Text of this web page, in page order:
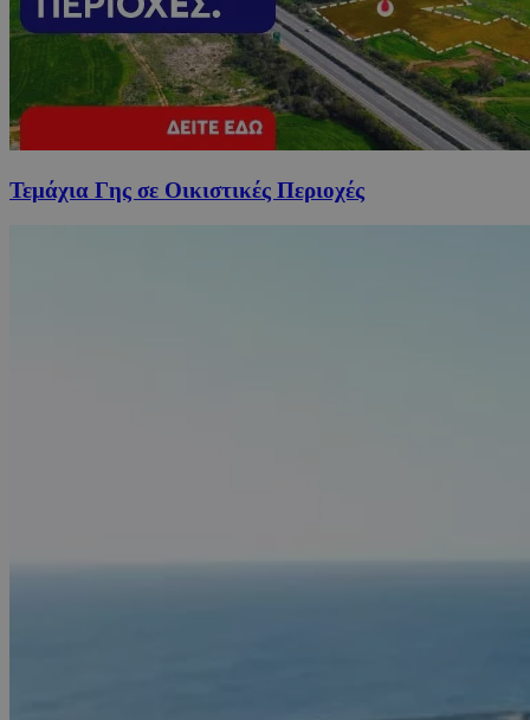
Τεμάχια Γης σε Οικιστικές Περιοχές